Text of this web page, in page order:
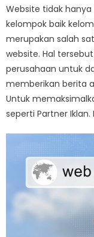
Website tidak
kelompok baik
merupakan salah
website. Hal
perusahaan untuk
memberikan berita
Untuk
seperti Partner